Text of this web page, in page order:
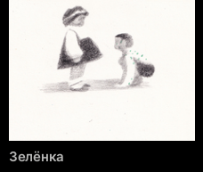
Зелёнка